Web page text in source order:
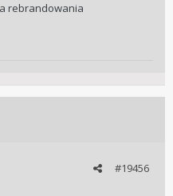
rebrandowania
#19456